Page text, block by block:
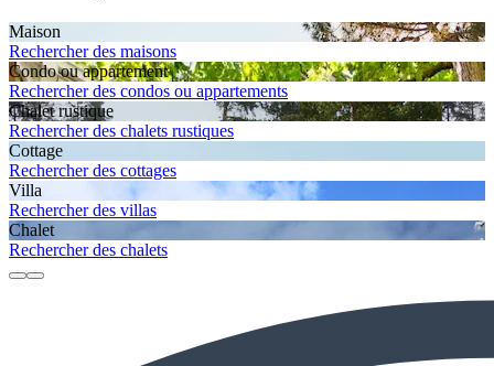
Maison
Rechercher des maisons
Condo ou appartement
Rechercher des condos ou appartements
Chalet rustique
Rechercher des chalets rustiques
Cottage
Rechercher des cottages
Villa
Rechercher des villas
Chalet
Rechercher des chalets